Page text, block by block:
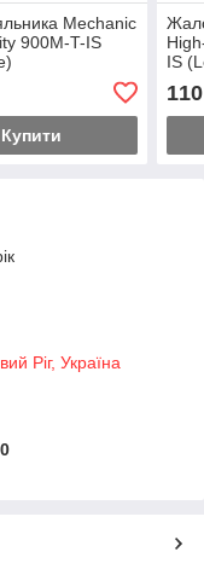
Mechanic
900M-T-IS
Купити
IS
110
Ріг, Україна